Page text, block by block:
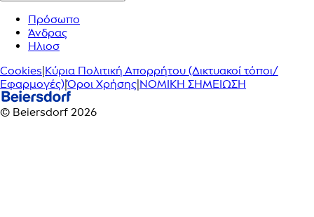
Πρόσωπο
Άνδρας
Ηλιοσ
Cookies Κύρια Πολιτική Απορρήτου (Δικτυακοί τόποι/
Εφαρμογές)|Όροι Χρήσης ΝΟΜΙΚΗ ΣΗΜΕΙΩΣΗ
© Beiersdorf 2026